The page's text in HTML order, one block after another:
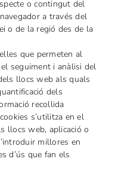
o contingut del
a través del
o de la regió des de la
que permeten al
seguiment i anàlisi del
llocs web als quals
dels
recollida
s’utilitza en el
llocs web, aplicació o
millores en
d’ús que fan els